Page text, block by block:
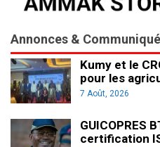
Annonces &
Kumy et le
pour les
7 Août, 2026
GUICOPRES
certification